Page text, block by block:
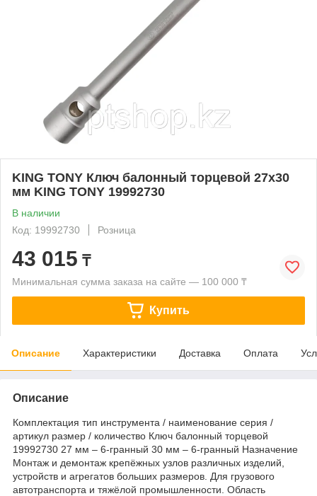
KING TONY Ключ балонный торцевой 27х30
мм KING TONY 19992730
В наличии
Код: 19992730
Розница
43 015 ₸
Минимальная сумма заказа на сайте — 100 000 ₸
Купить
Описание Характеристики Доставка Оплата
Описание
Комплектация тип инструмента / наименование серия /
артикул размер / количество Ключ балонный торцевой
19992730 27 мм – 6-гранный 30 мм – 6-гранный Назначение
Монтаж и демонтаж крепёжных узлов различных изделий,
устройств и агрегатов больших размеров. Для грузового
автотранспорта и тяжёлой промышленности. Область